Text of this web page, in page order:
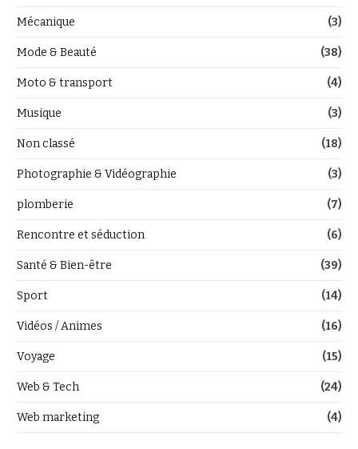
Mécanique (3)
Mode & Beauté (38)
Moto & transport (4)
Musique (3)
Non classé (18)
Photographie & Vidéographie (3)
plomberie (7)
Rencontre et séduction (6)
Santé & Bien-être (39)
Sport (14)
Vidéos / Animes (16)
Voyage (15)
Web & Tech (24)
Web marketing (4)